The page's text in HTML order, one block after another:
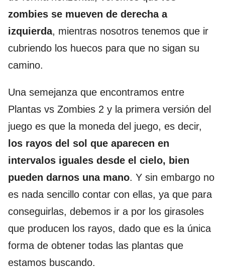
zombies se mueven de derecha a
izquierda, mientras nosotros tenemos que ir
cubriendo los huecos para que no sigan su
camino.
Una semejanza que encontramos entre
Plantas vs Zombies 2 y la primera versión del
juego es que la moneda del juego, es decir,
los rayos del sol que aparecen en
intervalos iguales desde el cielo, bien
pueden darnos una mano. Y sin embargo no
es nada sencillo contar con ellas, ya que para
conseguirlas, debemos ir a por los girasoles
que producen los rayos, dado que es la única
forma de obtener todas las plantas que
estamos buscando.